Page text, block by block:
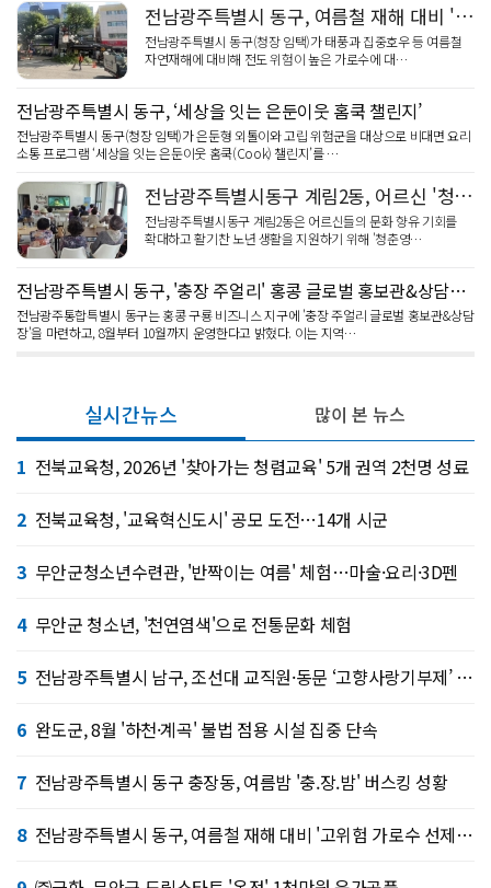
전남광주특별시 동구, 여름철 재해 대비 '고위험 가로수 선제 정비'
전남광주특별시 동구(청장 임택)가 태풍과 집중호우 등 여름철
자연재해에 대비해 전도 위험이 높은 가로수에 대…
전남광주특별시 동구, ‘세상을 잇는 은둔이웃 홈쿡 챌린지’
전남광주특별시 동구(청장 임택)가 은둔형 외톨이와 고립 위험군을 대상으로 비대면 요리
소통 프로그램 ‘세상을 잇는 은둔이웃 홈쿡(Cook) 챌린지’를 …
전남광주특별시동구 계림2동, 어르신 '청춘영화관' 첫 운영
전남광주특별시동구 계림2동은 어르신들의 문화 향유 기회를
확대하고 활기찬 노년 생활을 지원하기 위해 '청춘영…
전남광주특별시 동구, '충장 주얼리' 홍콩 글로벌 홍보관&상담장 운영
전남광주통합특별시 동구는 홍콩 구룡 비즈니스 지구에 '충장 주얼리 글로벌 홍보관&상담
장'을 마련하고, 8월부터 10월까지 운영한다고 밝혔다. 이는 지역…
실시간뉴스
1 전북교육청, 2026년 '찾아가는 청렴교육' 5개 권역 2천명 성료
2 전북교육청, '교육혁신도시' 공모 도전…14개 시군
3 무안군청소년수련관, '반짝이는 여름' 체험…마술·요리·3D펜
4 무안군 청소년, '천연염색'으로 전통문화 체험
5 전남광주특별시 남구, 조선대 교직원·동문 ‘고향사랑기부제’ 협약
6 완도군, 8월 '하천·계곡' 불법 점용 시설 집중 단속
7 전남광주특별시 동구 충장동, 여름밤 '충.장.밤' 버스킹 성황
8 전남광주특별시 동구, 여름철 재해 대비 '고위험 가로수 선제 정비'
많이 본 뉴스